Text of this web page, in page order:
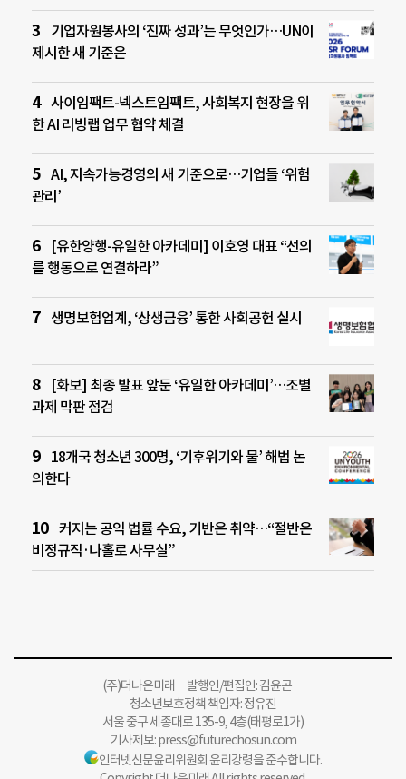
기업자원봉사의 ‘진짜 성과’는 무엇인가…UN이
제시한 새 기준은
사이임팩트-넥스트임팩트, 사회복지 현장을 위
한 AI 리빙랩 업무 협약 체결
AI, 지속가능경영의 새 기준으로…기업들 ‘위험
관리’
[유한양행-유일한 아카데미] 이호영 대표 “선의
를 행동으로 연결하라”
생명보험업계, ‘상생금융’ 통한 사회공헌 실시
[화보] 최종 발표 앞둔 ‘유일한 아카데미’…조별
과제 막판 점검
18개국 청소년 300명, ‘기후위기와 물’ 해법 논
의한다
커지는 공익 법률 수요, 기반은 취약…“절반은
비정규직·나홀로 사무실”
(주)더나은미래 발행인/편집인: 김윤곤
청소년보호정책 책임자: 정유진
서울 중구 세종대로 135-9, 4층(태평로1가)
기사제보:press@futurechosun.com
인터넷신문윤리위원회 윤리강령을 준수합니다.